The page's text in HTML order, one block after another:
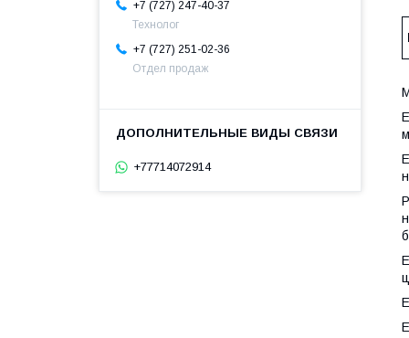
+7 (727) 247-40-37
Технолог
+7 (727) 251-02-36
Отдел продаж
+77714072914